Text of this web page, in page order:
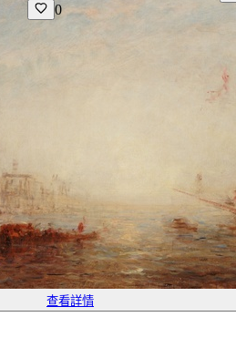
查看詳情
0